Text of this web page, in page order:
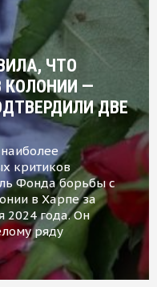
ЧТО
КОЛОНИИ —
ДВЕ
критиков
Фонда борьбы с
в Харпе за
2024 года. Он
ряду